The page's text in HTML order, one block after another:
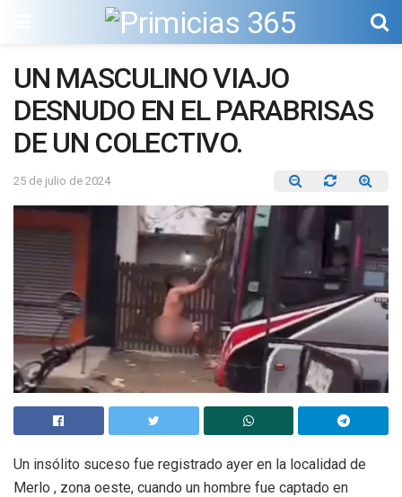
UN MASCULINO VIAJO
DESNUDO EN EL PARABRISAS
DE UN COLECTIVO.
25 de julio de 2024
Un insólito suceso fue registrado ayer en la localidad de
Merlo , zona oeste, cuando un hombre fue captado en